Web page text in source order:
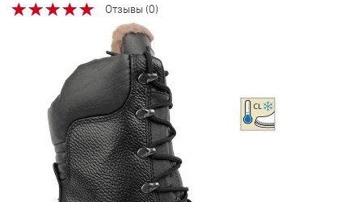
Отзывы (0)